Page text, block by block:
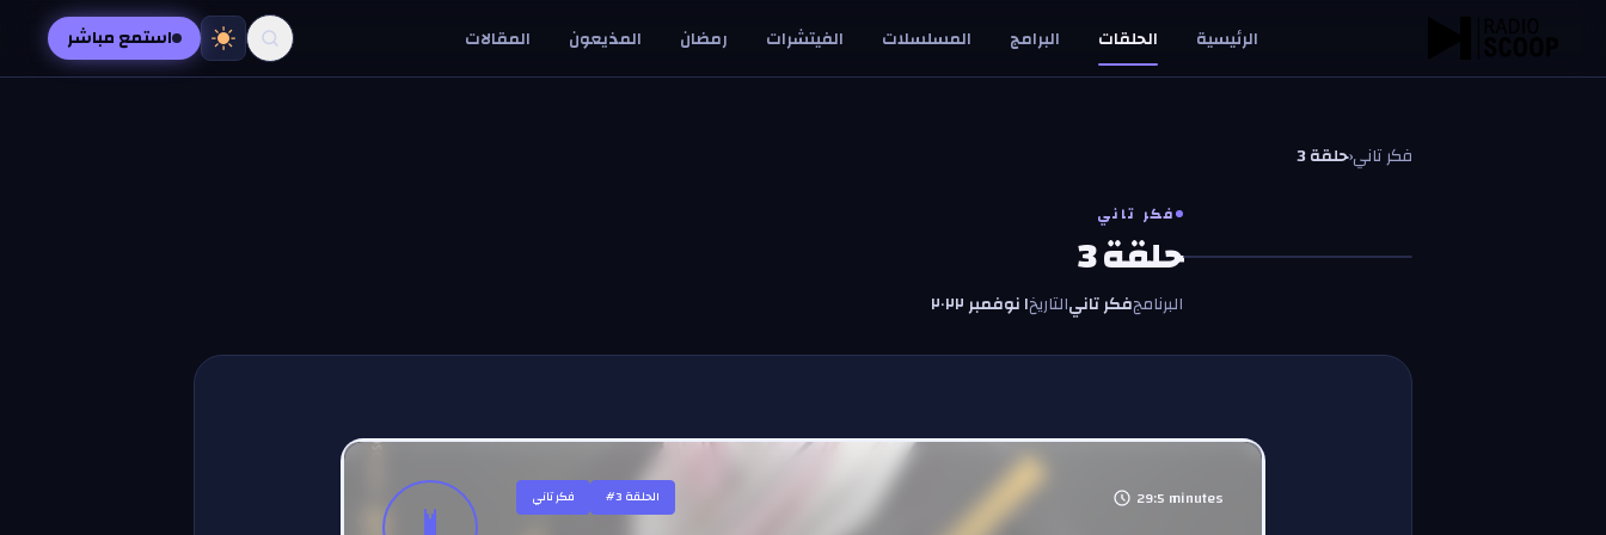
الرئيسية الحلقات البرامج المسلسلات الفيتشرات رمضان المذيعون المقالات استمع مباشر
فكر تاني‹حلقة 3
فكر تاني
حلقة 3
البرنامجفكر تانيالتاريخ١ نوفمبر ٢٠٢٢
فكر تاني #الحلقة 3 29:5 minutes